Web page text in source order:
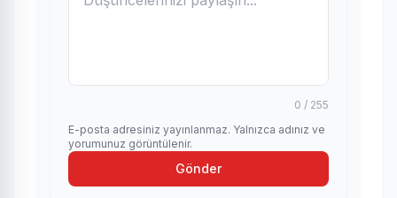
0 / 255
E-posta adresiniz yayınlanmaz. Yalnızca adınız ve
yorumunuz görüntülenir.
Gönder